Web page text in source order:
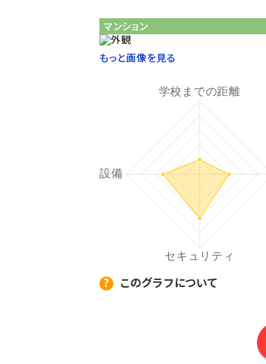
マンション
もっと画像を見る
このグラフについて